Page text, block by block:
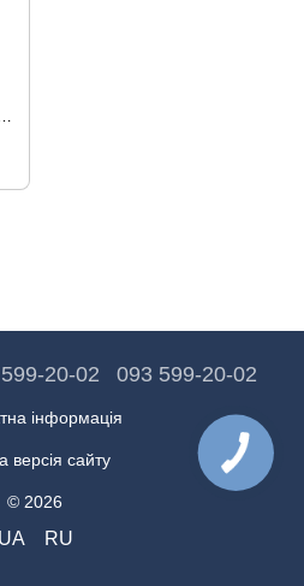
ніпельний FERRO GG9P
20-02 093 599-20-02
інформація
версія сайту
© 2026
UA RU